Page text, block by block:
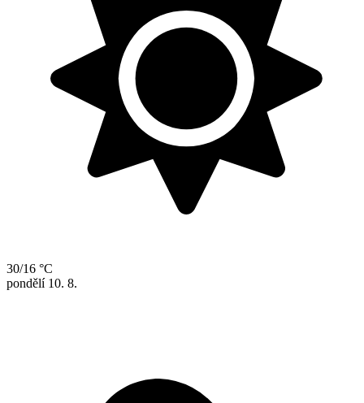
30/16 °C
pondělí 10. 8.